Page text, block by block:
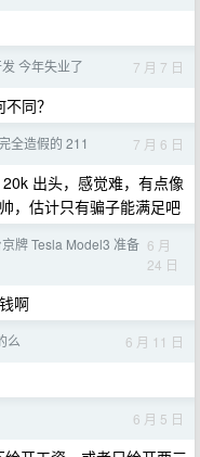
今年失业了 7 月 7 日
同？
全造假的 211 7 月 6 日
出头，感觉难，有点像
，估计只有骗子能满足吧
牌 Tesla Model3 准备 6 月
24 日
啊
么 6 月 11 日
6 月 5 日